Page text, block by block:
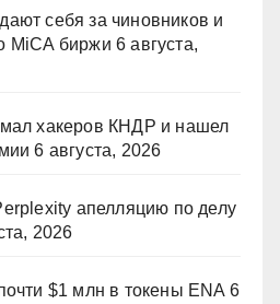
себя за чиновников и
MiCA биржи 6 августа,
хакеров КНДР и нашел
6 августа, 2026
апелляцию по делу
2026
$1 млн в токены ENA 6